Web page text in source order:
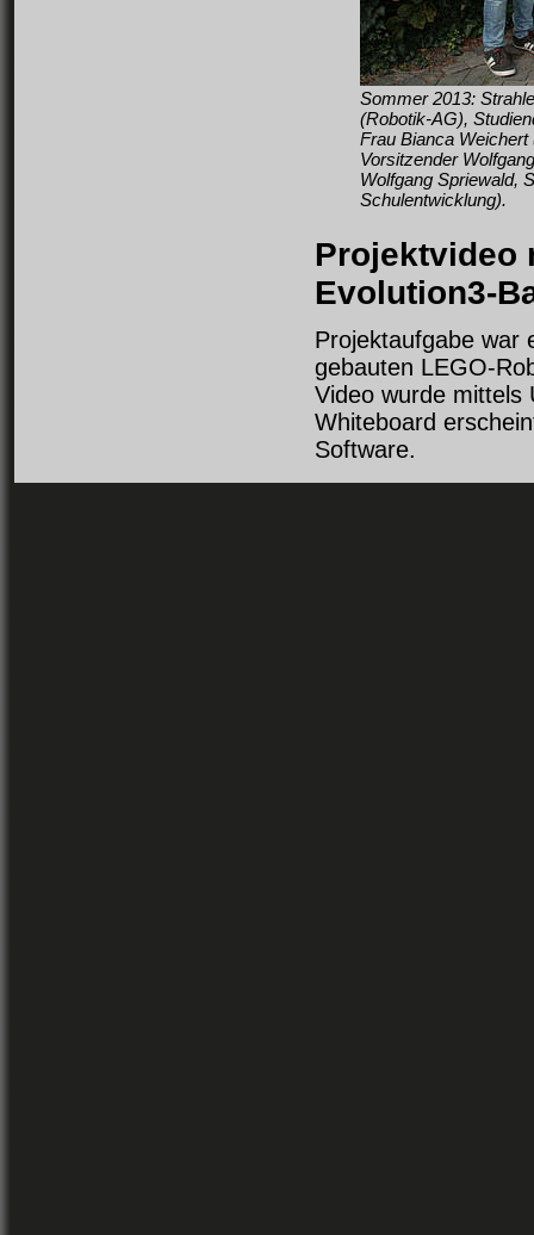
Sommer 2013:
(Robotik-AG),
Frau Bianca
Vorsitzender
Wolfgang Spriewald,
Schulentwicklung).
Projektvideo
Evolution3-
Projektaufgabe war
gebauten LEGO-
Video wurde mittels
Whiteboard
Software.